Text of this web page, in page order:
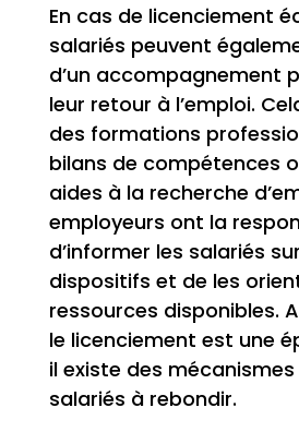
En cas de licenciement
salariés peuvent
d’un accompagnement
leur retour à l’emploi.
des formations
bilans de compétences
aides à la recherche
employeurs ont la
d’informer les salariés
dispositifs et de les
ressources disponibles.
le licenciement est une
il existe des
salariés à rebondir.